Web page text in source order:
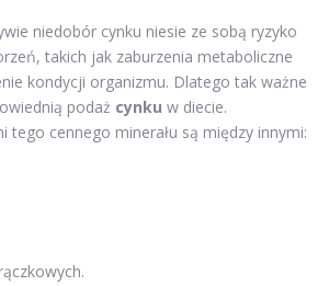
niedobór cynku niesie ze sobą ryzyko
takich jak zaburzenia metaboliczne
kondycji organizmu. Dlatego tak ważne
podaż cynku w diecie.
tego cennego minerału są między innymi: